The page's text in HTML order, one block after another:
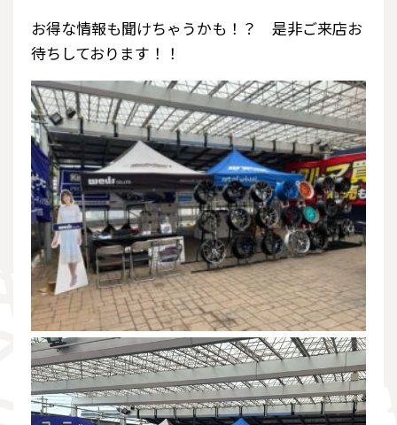
お得な情報も聞けちゃうかも！？ 是非ご来店お
待ちしております！！